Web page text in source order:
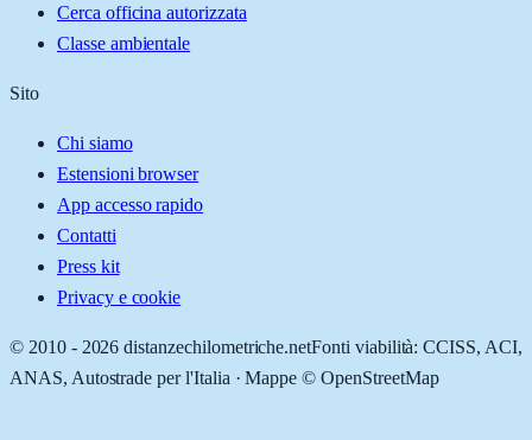
Cerca officina autorizzata
Classe ambientale
Sito
Chi siamo
Estensioni browser
App accesso rapido
Contatti
Press kit
Privacy e cookie
© 2010 - 2026 distanzechilometriche.netFonti viabilità: CCISS, ACI,
ANAS, Autostrade per l'Italia · Mappe © OpenStreetMap